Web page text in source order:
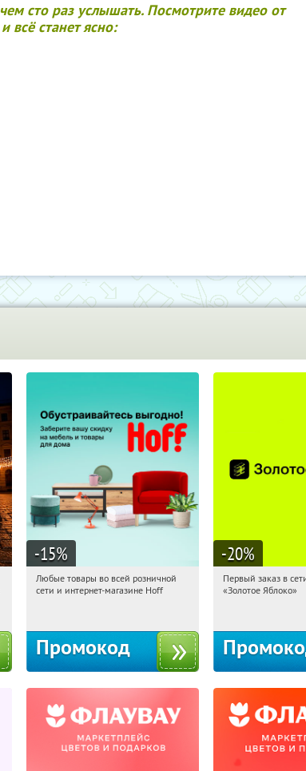
сто раз услышать. Посмотрите видео от
всё станет ясно:
-15%
07:46:54 Получили:
Любые товары во всей розничной
сети и интернет-магазине Hoff
Промокод
-20%
07:46:54
Первый заказ в
«Золотое Яблоко»